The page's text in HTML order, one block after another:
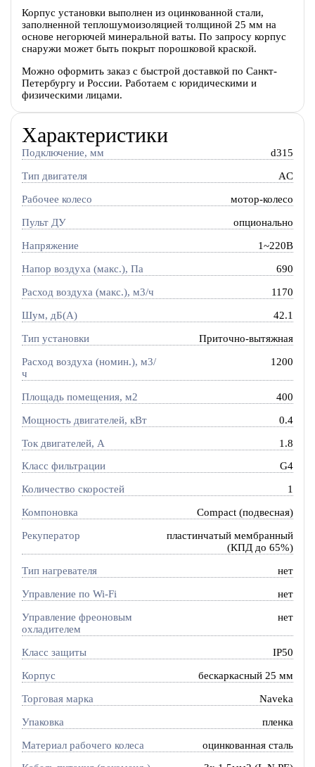
Корпус установки выполнен из оцинкованной стали,
заполненной теплошумоизоляцией толщиной 25 мм на
основе негорючей минеральной ваты. По запросу корпус
снаружи может быть покрыт порошковой краской.
Можно оформить заказ с быстрой доставкой по Санкт-
Петербургу и России. Работаем с юридическими и
физическими лицами.
Характеристики
Подключение, мм d315
Тип двигателя AC
Рабочее колесо мотор-колесо
Пульт ДУ опционально
Напряжение 1~220В
Напор воздуха (макс.), Па 690
Расход воздуха (макс.), м3/ч 1170
Шум, дБ(А) 42.1
Тип установки Приточно-вытяжная
Расход воздуха (номин.), м3/
ч
1200
Площадь помещения, м2 400
Мощность двигателей, кВт 0.4
Ток двигателей, А 1.8
Класс фильтрации G4
Количество скоростей 1
Компоновка Compact (подвесная)
Рекуператор
пластинчатый мембранный
(КПД до 65%)
Тип нагревателя нет
Управление по Wi-Fi нет
Управление фреоновым
охладителем
нет
Класс защиты IP50
Корпус бескаркасный 25 мм
Торговая марка Naveka
Упаковка пленка
Материал рабочего колеса оцинкованная сталь